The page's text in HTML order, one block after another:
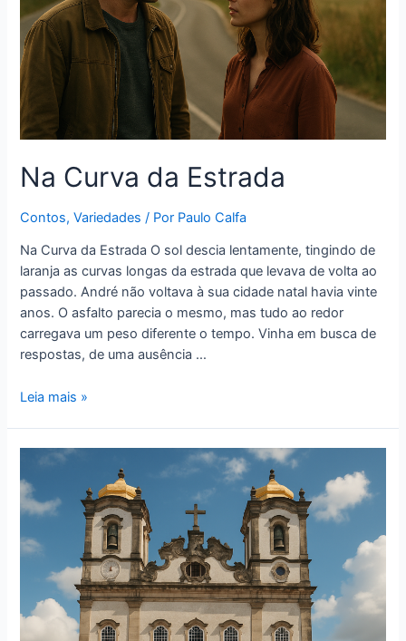
Na Curva da Estrada
Contos,Variedades / Por Paulo Calfa
Na Curva da Estrada O sol descia lentamente, tingindo de
laranja as curvas longas da estrada que levava de volta ao
passado. André não voltava à sua cidade natal havia vinte
anos. O asfalto parecia o mesmo, mas tudo ao redor
carregava um peso diferente o tempo. Vinha em busca de
respostas, de uma ausência …
Leia mais »